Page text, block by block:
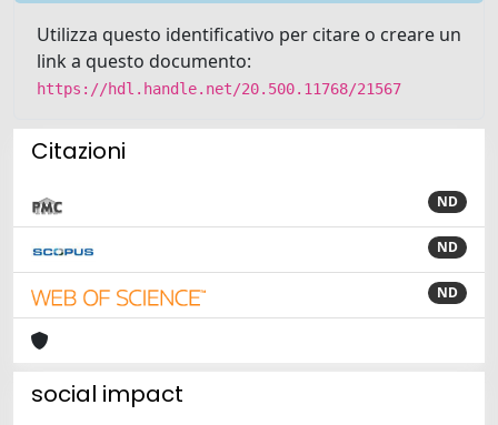
Utilizza questo identificativo per citare o creare un
link a questo documento:
https://hdl.handle.net/20.500.11768/21567
Citazioni
ND
ND
ND
social impact